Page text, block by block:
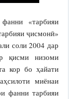
«тарбияи
ҷисмонӣ»
соли 2004 дар
қисми низоми
кор бо ҳайати
миёнаи
фанни тарбияи